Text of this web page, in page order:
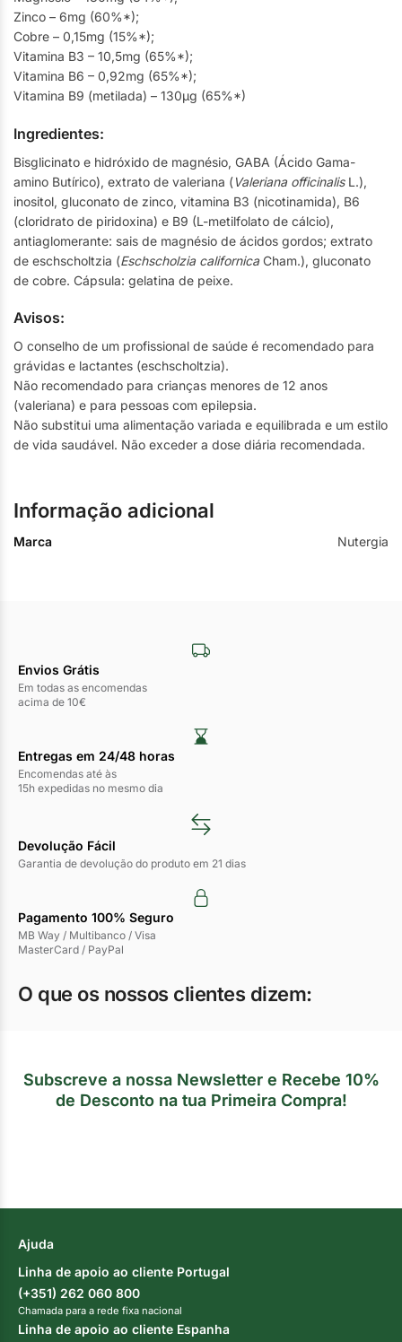
Zinco – 6mg (60%*);
Cobre – 0,15mg (15%*);
Vitamina B3 – 10,5mg (65%*);
Vitamina B6 – 0,92mg (65%*);
Vitamina B9 (metilada) – 130µg (65%*)
Ingredientes:
Bisglicinato e hidróxido de magnésio, GABA (Ácido Gama-
amino Butírico), extrato de valeriana (Valeriana officinalisL.),
inositol, gluconato de zinco, vitamina B3 (nicotinamida), B6
(cloridrato de piridoxina) e B9 (L-metilfolato de cálcio),
antiaglomerante: sais de magnésio de ácidos gordos; extrato
de eschscholtzia (Eschscholzia californica Cham.), gluconato
de cobre. Cápsula: gelatina de peixe.
Avisos:
O conselho de um profissional de saúde é recomendado para
grávidas e lactantes (eschscholtzia).
Não recomendado para crianças menores de 12 anos
(valeriana) e para pessoas com epilepsia.
Não substitui uma alimentação variada e equilibrada e um estilo
de vida saudável. Não exceder a dose diária recomendada.
Informação adicional
Marca Nutergia
Envios Grátis
Em todas as encomendas
acima de 10€
Entregas em 24/48 horas​
Encomendas até às
15h expedidas no mesmo dia
Devolução Fácil
Garantia de devolução do produto em 21 dias
Pagamento 100% Seguro
MB Way / Multibanco / Visa
MasterCard / PayPal
O que os nossos clientes dizem:
Subscreve a nossa Newsletter e Recebe 10%
de Desconto na tua Primeira Compra!
Ajuda
Linha de apoio ao cliente Portugal
(+351) 262 060 800
Chamada para a rede fixa nacional
Linha de apoio ao cliente Espanha